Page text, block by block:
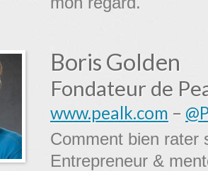
Boris Golden
Fondateur de
www.pealk.com –
Comment bien rater
Entrepreneur &